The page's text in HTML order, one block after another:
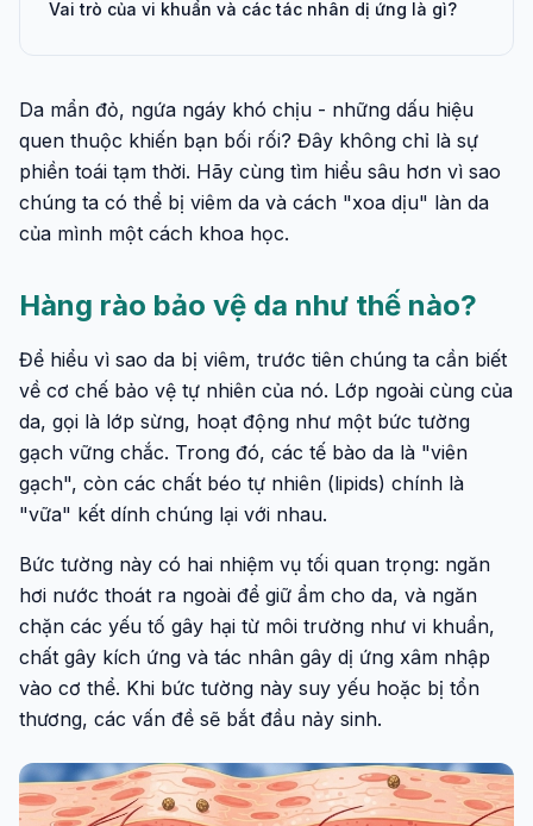
Vai trò của vi khuẩn và các tác nhân dị ứng là gì?
Da mẩn đỏ, ngứa ngáy khó chịu - những dấu hiệu
quen thuộc khiến bạn bối rối? Đây không chỉ là sự
phiền toái tạm thời. Hãy cùng tìm hiểu sâu hơn vì sao
chúng ta có thể bị viêm da và cách "xoa dịu" làn da
của mình một cách khoa học.
Hàng rào bảo vệ da như thế nào?
Để hiểu vì sao da bị viêm, trước tiên chúng ta cần biết
về cơ chế bảo vệ tự nhiên của nó. Lớp ngoài cùng của
da, gọi là lớp sừng, hoạt động như một bức tường
gạch vững chắc. Trong đó, các tế bào da là "viên
gạch", còn các chất béo tự nhiên (lipids) chính là
"vữa" kết dính chúng lại với nhau.
Bức tường này có hai nhiệm vụ tối quan trọng: ngăn
hơi nước thoát ra ngoài để giữ ẩm cho da, và ngăn
chặn các yếu tố gây hại từ môi trường như vi khuẩn,
chất gây kích ứng và tác nhân gây dị ứng xâm nhập
vào cơ thể. Khi bức tường này suy yếu hoặc bị tổn
thương, các vấn đề sẽ bắt đầu nảy sinh.